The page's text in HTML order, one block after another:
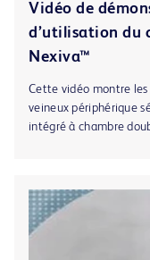
Vidéo de
d’utilisation du
Nexiva™
Cette vidéo montre
veineux périphérique
intégré à chambre